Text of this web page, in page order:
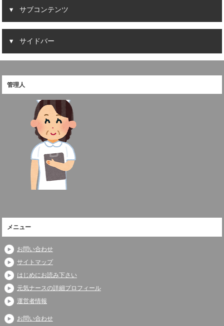
サブコンテンツ
サイドバー
管理人
メニュー
お問い合わせ
サイトマップ
はじめにお読み下さい
元気ナースの詳細プロフィール
運営者情報
お問い合わせ